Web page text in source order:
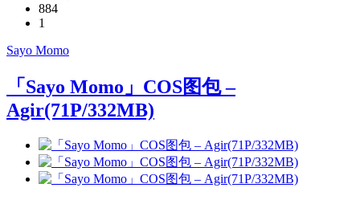
884
1
Sayo Momo
「Sayo Momo」COS图包 –
Agir(71P/332MB)